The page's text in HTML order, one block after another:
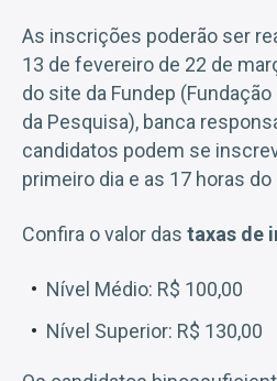
As inscrições poderão ser
13 de fevereiro de 22 de
do site da Fundep
da Pesquisa), banca
candidatos podem se
primeiro dia e as 17 horas
Confira o valor das taxas de
Nível Médio: R$ 100,00
Nível Superior: R$ 130,00